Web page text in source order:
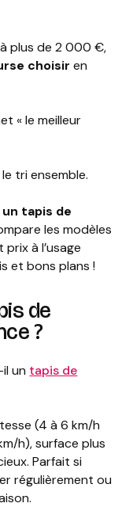
plus de 2 000 €,
choisir en
« le meilleur
tri ensemble.
un tapis de
les modèles
à l’usage
et bons plans !
de
?
un tapis de
(4 à 6 km/h
h), surface plus
Parfait si
régulièrement ou